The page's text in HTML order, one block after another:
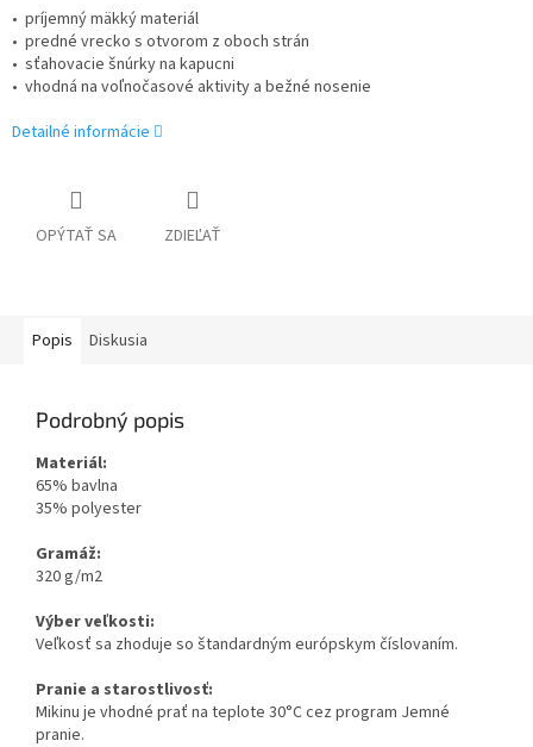
• príjemný mäkký materiál
• predné vrecko s otvorom z oboch strán
• sťahovacie šnúrky na kapucni
• vhodná na voľnočasové aktivity a bežné nosenie
Detailné informácie
OPÝTAŤ SA ZDIEĽAŤ
Popis Diskusia
Podrobný popis
Materiál:
65% bavlna
35% polyester
Gramáž:
320 g/m2
Výber veľkosti:
Veľkosť sa zhoduje so štandardným európskym číslovaním.
Pranie a starostlivosť:
Mikinu je vhodné prať na teplote 30°C cez program Jemné
pranie.